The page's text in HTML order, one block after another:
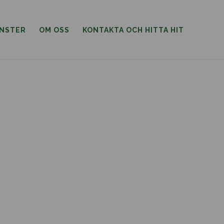
OM OSS KONTAKTA OCH HITTA HIT